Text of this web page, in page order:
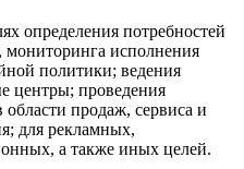
определения потребностей
исполнения
политики; ведения
центры; проведения
продаж, сервиса и
для рекламных,
а также иных целей.